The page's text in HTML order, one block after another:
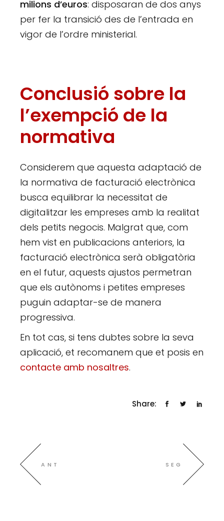
milions d’euros: disposaran de dos anys
per fer la transició des de l’entrada en
vigor de l’ordre ministerial.
Conclusió sobre la
l’exempció de la
normativa
Considerem que aquesta adaptació de
la normativa de facturació electrònica
busca equilibrar la necessitat de
digitalitzar les empreses amb la realitat
dels petits negocis. Malgrat que, com
hem vist en publicacions anteriors, la
facturació electrònica serà obligatòria
en el futur, aquests ajustos permetran
que els autònoms i petites empreses
puguin adaptar-se de manera
progressiva.
En tot cas, si tens dubtes sobre la seva
aplicació, et recomanem que et posis en
contacte amb nosaltres.
Share:
ANT SEG